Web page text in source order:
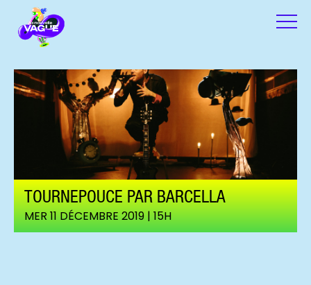
TOURNEPOUCE PAR BARCELLA
MER 11 DÉCEMBRE 2019 | 15H